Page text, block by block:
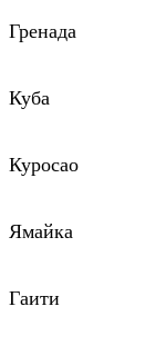
Гренада
Куба
Куросао
Ямайка
Гаити